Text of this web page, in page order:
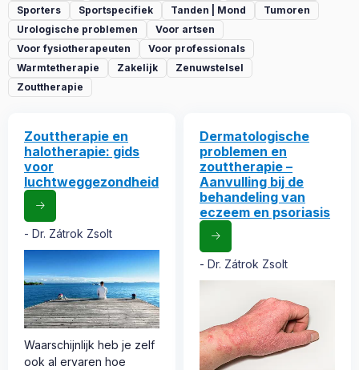
Sporters
Sportspecifiek Tanden | Mond
Tumoren
Urologische problemen
Voor artsen
Voor fysiotherapeuten
Voor professionals
Warmtetherapie
Zakelijk
Zenuwstelsel
Zouttherapie
Zouttherapie en
halotherapie: gids
voor
luchtweggezondheid
Dr. Zátrok Zsolt
Waarschijnlijk heb je zelf
ook al ervaren hoe
Dermatologische
problemen en
zouttherapie –
Aanvulling bij de
behandeling van
eczeem en psoriasis
Dr. Zátrok Zsolt